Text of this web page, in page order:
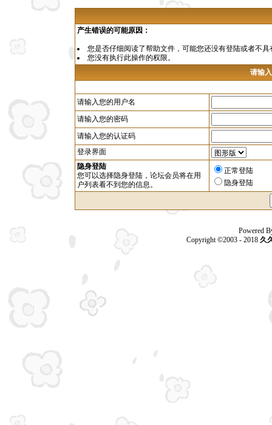
产生错误的可能原因：
您是否仔细阅读了帮助文件，可能您还没有登陆或者不
您没有执行此操作的权限。
请输
请输入您的用户名
请输入您的密码
请输入您的认证码
登录界面
隐身登陆
您可以选择隐身登陆，论坛会员将在用
户列表看不到您的信息。
正常登陆
隐身登陆
Powered
Copyright ©2003 - 2018 久